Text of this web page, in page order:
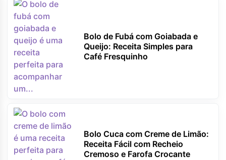
Bolo de Fubá com Goiabada e
Queijo: Receita Simples para
Café Fresquinho
Bolo Cuca com Creme de Limão:
Receita Fácil com Recheio
Cremoso e Farofa Crocante